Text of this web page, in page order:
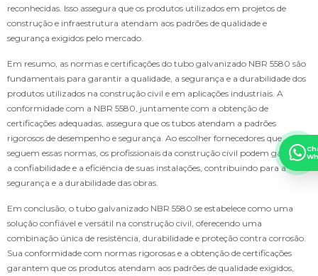
reconhecidas. Isso assegura que os produtos utilizados em projetos de
construção e infraestrutura atendam aos padrões de qualidade e
segurança exigidos pelo mercado.
Em resumo, as normas e certificações do tubo galvanizado NBR 5580 são
fundamentais para garantir a qualidade, a segurança e a durabilidade dos
produtos utilizados na construção civil e em aplicações industriais. A
conformidade com a NBR 5580, juntamente com a obtenção de
certificações adequadas, assegura que os tubos atendam a padrões
rigorosos de desempenho e segurança. Ao escolher fornecedores que
seguem essas normas, os profissionais da construção civil podem garantir
a confiabilidade e a eficiência de suas instalações, contribuindo para a
segurança e a durabilidade das obras.
Em conclusão, o tubo galvanizado NBR 5580 se estabelece como uma
solução confiável e versátil na construção civil, oferecendo uma
combinação única de resistência, durabilidade e proteção contra corrosão.
Sua conformidade com normas rigorosas e a obtenção de certificações
garantem que os produtos atendam aos padrões de qualidade exigidos,